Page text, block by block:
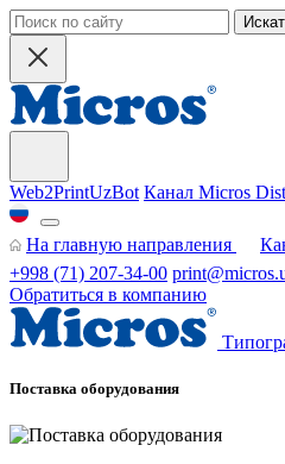
Web2PrintUzBot Канал Micros
На главную направления
+998 (71) 207-34-00
Обратиться в компанию
Поставка оборудования